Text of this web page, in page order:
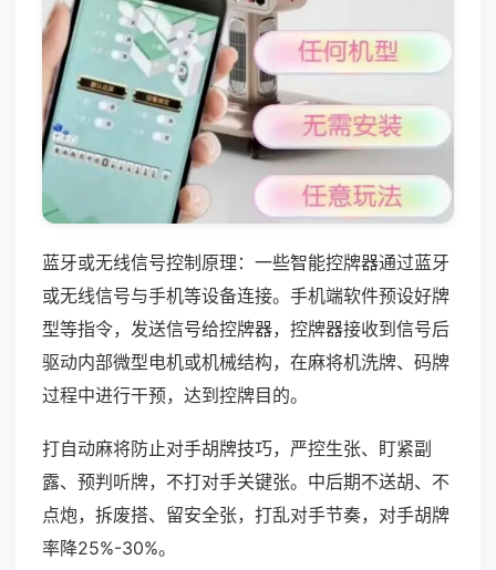
蓝牙或无线信号控制原理：一些智能控牌器通过蓝牙
或无线信号与手机等设备连接。手机端软件预设好牌
型等指令，发送信号给控牌器，控牌器接收到信号后
驱动内部微型电机或机械结构，在麻将机洗牌、码牌
过程中进行干预，达到控牌目的。
打自动麻将防止对手胡牌技巧，严控生张、盯紧副
露、预判听牌，不打对手关键张。中后期不送胡、不
点炮，拆废搭、留安全张，打乱对手节奏，对手胡牌
率降25%-30%。